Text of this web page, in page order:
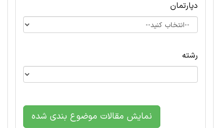
دپارتمان
رشته
نمایش مقالات موضوع بندی شده